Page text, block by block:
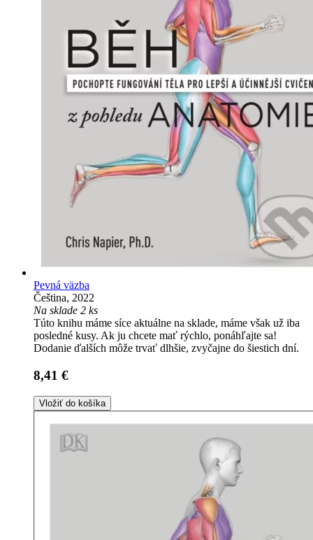
Pevná väzba
Čeština, 2022
Na sklade 2 ks
Túto knihu máme síce aktuálne na sklade, máme však už iba
posledné kusy. Ak ju chcete mať rýchlo, ponáhľajte sa!
Dodanie ďalších môže trvať dlhšie, zvyčajne do šiestich dní.
8,41 €
Vložiť do košíka